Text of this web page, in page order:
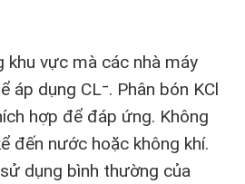
khu vực mà các nhà máy
áp dụng CL⁻. Phân bón KCl
hợp để đáp ứng. Không
đến nước hoặc không khí.
dụng bình thường của